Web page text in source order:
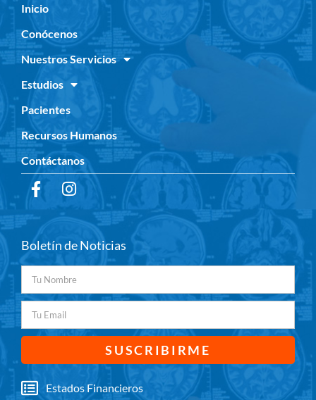
Inicio
Conócenos
Nuestros Servicios
Estudios
Pacientes
Recursos Humanos
Contáctanos
Boletín de Noticias
SUSCRIBIRME
Estados Financieros